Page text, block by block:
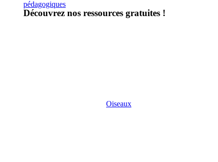
pédagogiques
Découvrez nos ressources gratuites !
Oiseaux